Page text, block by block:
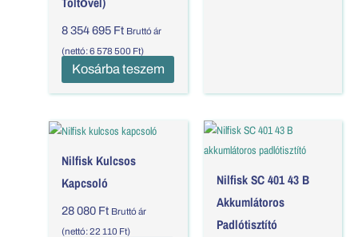
8 354 695 Ft Bruttó ár
(nettó:6 578 500 Ft)
Kosárba teszem
Nilfisk Kulcsos
Kapcsoló
28 080 Ft Bruttó ár
(nettó:22 110 Ft)
Nilfisk SC 401 43 B
Akkumlátoros
Padlótisztító